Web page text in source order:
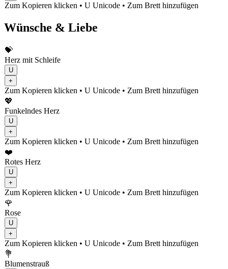
Zum Kopieren klicken • U Unicode • Zum Brett hinzufügen
Wünsche & Liebe
💝
Herz mit Schleife
U
+
Zum Kopieren klicken • U Unicode • Zum Brett hinzufügen
💖
Funkelndes Herz
U
+
Zum Kopieren klicken • U Unicode • Zum Brett hinzufügen
❤️
Rotes Herz
U
+
Zum Kopieren klicken • U Unicode • Zum Brett hinzufügen
🌹
Rose
U
+
Zum Kopieren klicken • U Unicode • Zum Brett hinzufügen
💐
Blumenstrauß